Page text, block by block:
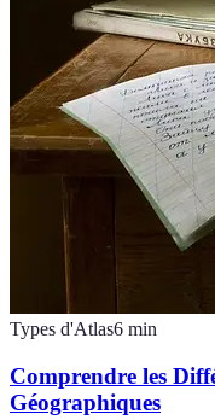
Types d'Atlas6 min
Comprendre les
Géographiques